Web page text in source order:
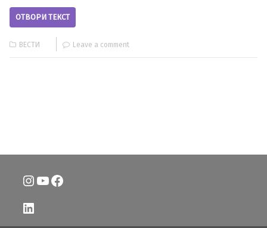
ОТВОРИ ТЕКСТ
ВЕСТИ Leave a comment
Instagram
YouTube
Facebook
LinkedIn